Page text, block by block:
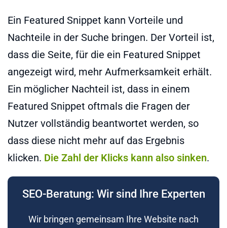
Ein Featured Snippet kann Vorteile und
Nachteile in der Suche bringen. Der Vorteil ist,
dass die Seite, für die ein Featured Snippet
angezeigt wird, mehr Aufmerksamkeit erhält.
Ein möglicher Nachteil ist, dass in einem
Featured Snippet oftmals die Fragen der
Nutzer vollständig beantwortet werden, so
dass diese nicht mehr auf das Ergebnis
klicken. Die Zahl der Klicks kann also sinken.
SEO-Beratung: Wir sind Ihre Experten
Wir bringen gemeinsam Ihre Website nach